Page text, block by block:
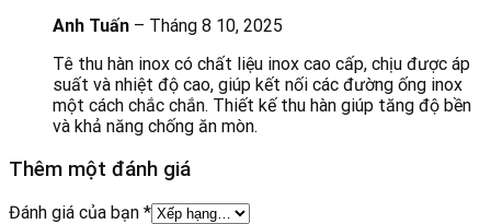
Anh Tuấn – Tháng 8 10, 2025
Tê thu hàn inox có chất liệu inox cao cấp, chịu được áp
suất và nhiệt độ cao, giúp kết nối các đường ống inox
một cách chắc chắn. Thiết kế thu hàn giúp tăng độ bền
và khả năng chống ăn mòn.
Thêm một đánh giá
Đánh giá của bạn *